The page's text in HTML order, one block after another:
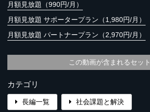
月額見放題（990円/月）
月額見放題 サポータープラン（1,980円/月）
月額見放題 パートナープラン（2,970円/月）
この動画が含まれるセット
カテゴリ
長編一覧 社会課題と解決